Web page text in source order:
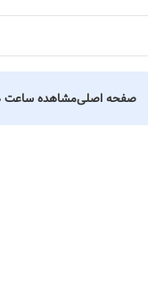
صفحه اصلیمشاهده ساعت